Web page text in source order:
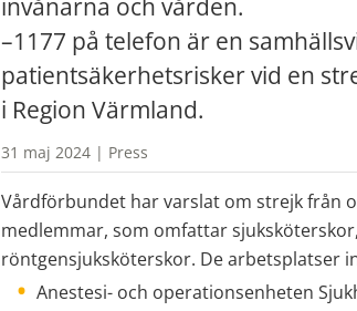
invånarna och vården.
–1177 på telefon är en
patientsäkerhetsrisker vid en
i Region Värmland.
31 maj 2024 | Press
Vårdförbundet har varslat om strejk från
medlemmar, som omfattar
röntgensjuksköterskor. De arbetsplatser
Anestesi- och operationsenheten